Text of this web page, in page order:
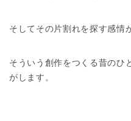
そしてその片割れを探す感情
そういう創作をつくる昔のひ
がします。